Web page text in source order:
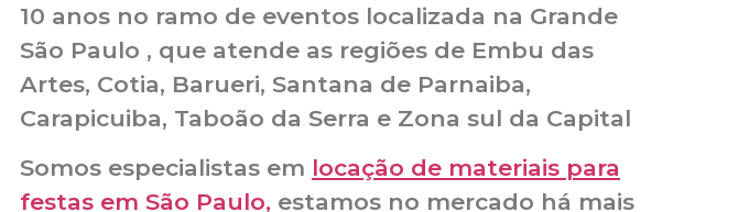
10 anos no ramo de eventos localizada na Grande
São Paulo , que atende as regiões de Embu das
Artes, Cotia, Barueri, Santana de Parnaiba,
Carapicuiba, Taboão da Serra e Zona sul da Capital
Somos especialistas em locação de materiais para
festas em São Paulo, estamos no mercado há mais